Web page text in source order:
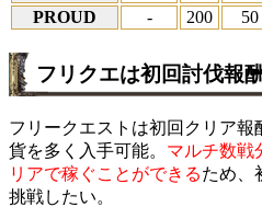
PROUD
- 200 50
フリクエは初回討伐報
フリークエストは初回クリア
貨を多く入手可能。 マルチ数戦
リアで稼ぐことができるため、
挑戦したい。